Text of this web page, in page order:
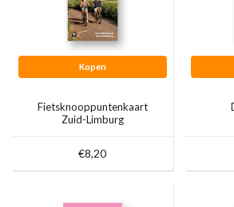
Kopen
Fietsknooppuntenkaart
Zuid-Limburg
€8,20